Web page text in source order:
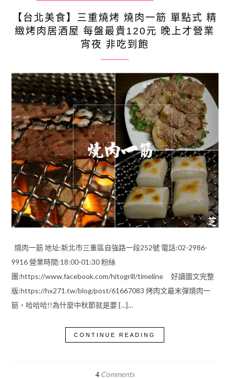
【台北美食】三重燒烤 燒肉一筋 單點式 精
緻烤肉居酒屋 每盤最貴120元 晚上才營業
宵夜 非吃到飽
燒肉一筋 地址:新北市三重區自強路一段252號 電話:02-2986-
9916 營業時間:18:00-01:30 粉絲
團:https://www.facebook.com/hitogrill/timeline 好讀圖文完整
版:https://hx271.tw/blog/post/61667083 烤肉文最末彈燒肉一
筋，哈哈哈!!為什麼中秋節就是要 […]…
CONTINUE READING
4Comments